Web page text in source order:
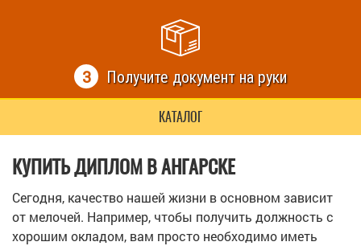
3 Получите документ на руки
КАТАЛОГ
КУПИТЬ ДИПЛОМ В АНГАРСКЕ
Сегодня, качество нашей жизни в основном зависит
от мелочей. Например, чтобы получить должность с
хорошим окладом, вам просто необходимо иметь